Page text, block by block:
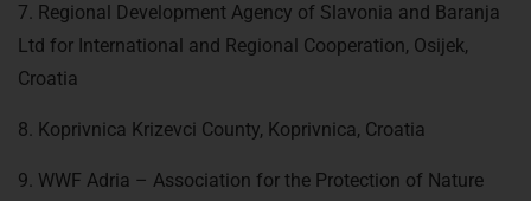
7. Regional Development Agency of Slavonia and Baranja
Ltd for International and Regional Cooperation, Osijek,
Croatia
8. Koprivnica Krizevci County, Koprivnica, Croatia
9. WWF Adria – Association for the Protection of Nature